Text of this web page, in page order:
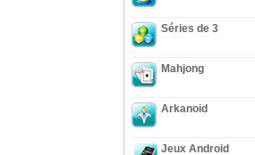
Séries de 3
Mahjong
Arkanoid
Jeux Android